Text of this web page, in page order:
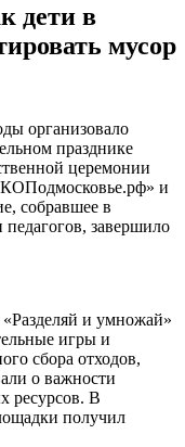
дети в
мусор
организовало
празднике
церемонии
и
собравшее в
завершило
«Разделяй и умножай»
игры и
сбора отходов,
о важности
ресурсов. В
получил